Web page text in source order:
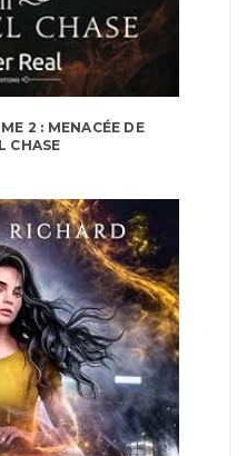
2 : MENACÉE DE
CHASE